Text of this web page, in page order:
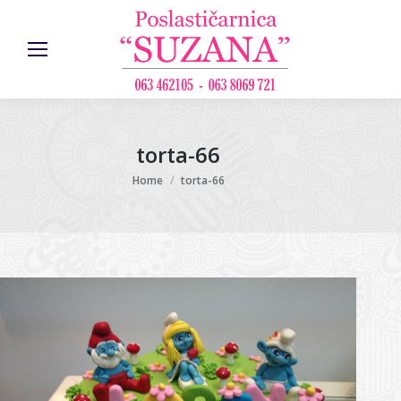
torta-66
You are here:
Home torta-66